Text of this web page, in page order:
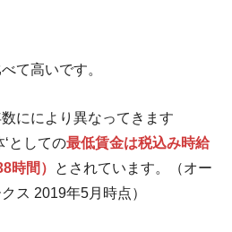
て高いです。
ににより異なってきます
‘としての最低賃金は税込み時給
時間）
とされています。（オー
ス 2019年5月時点）